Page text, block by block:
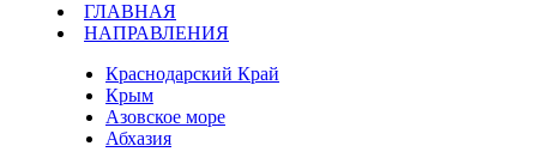
ГЛАВНАЯ
НАПРАВЛЕНИЯ
Краснодарский Край
Крым
Азовское море
Абхазия